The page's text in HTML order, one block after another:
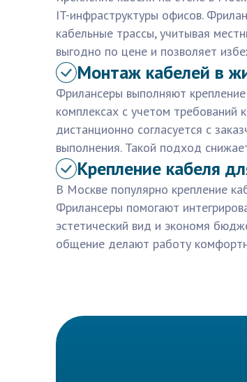
IT-инфраструктуры офисов.
кабельные трассы, учитывая
выгодно по цене и позволяет
Монтаж кабелей в
Фрилансеры выполняют
комплексах с учетом требований
дистанционно согласуется с
выполнения. Такой подход
Крепление кабеля
В Москве популярно крепление
Фрилансеры помогают
эстетический вид и экономя
общение делают работу